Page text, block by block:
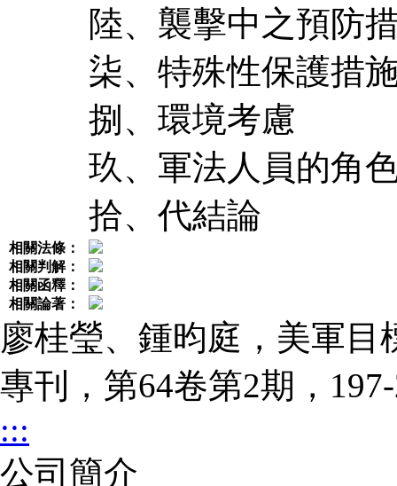
陸、襲擊中之預防
柒、特殊性保護措
捌、環境考慮
玖、軍法人員的角
拾、代結論
相關法條：
相關判解：
相關函釋：
相關論著：
廖桂瑩、鍾昀庭，美軍
專刊，第64卷第2期，
:::
公司簡介